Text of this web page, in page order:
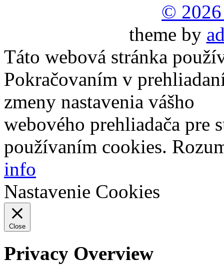
©
theme by
Táto webová stránka
Pokračovaním v
zmeny nastavenia vášho
webového prehliadača pre
používaním cookies.
info
Nastavenie Cookies
Close
Privacy Overview